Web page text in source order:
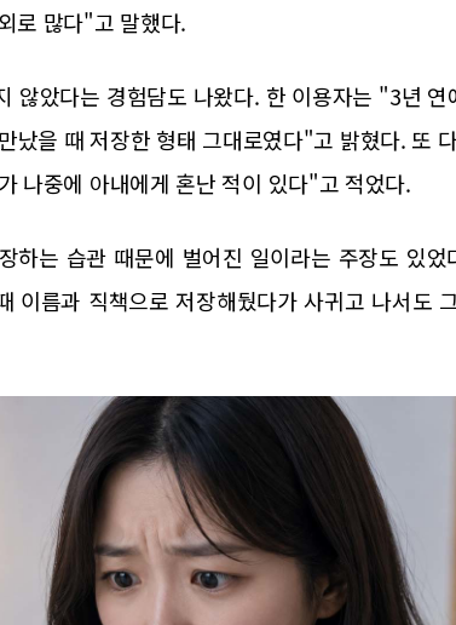
로 많다"고 말했다.
않았다는 경험담도 나왔다. 한 이용자는 "3년 연
났을 때 저장한 형태 그대로였다"고 밝혔다. 또
나중에 아내에게 혼난 적이 있다"고 적었다.
하는 습관 때문에 벌어진 일이라는 주장도 있었
이름과 직책으로 저장해뒀다가 사귀고 나서도